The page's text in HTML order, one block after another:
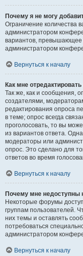
Почему я не могу
Ограничение количества
администратором
вариантов, превышающее
администратором
Вернуться к началу
Как мне
Так же, как и сообщения,
создателями,
редактирования опроса
в теме; опрос всегда
проголосовать, то вы
из вариантов ответа.
модераторы или
опрос. Это сделано для
ответов во время
Вернуться к началу
Почему мне
Некоторые форумы
группам пользователей.
них темы и оставлять
потребоваться
администратором
Вернуться к началу